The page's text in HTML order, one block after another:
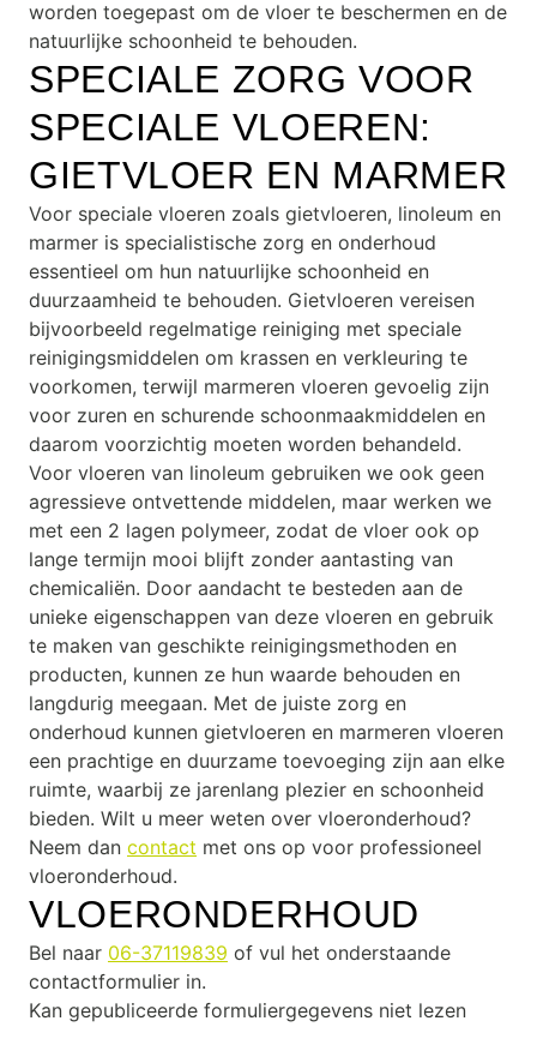
worden toegepast om de vloer te beschermen en de
natuurlijke schoonheid te behouden.
SPECIALE ZORG VOOR
SPECIALE VLOEREN:
GIETVLOER EN MARMER
Voor speciale vloeren zoals gietvloeren, linoleum en
marmer is specialistische zorg en onderhoud
essentieel om hun natuurlijke schoonheid en
duurzaamheid te behouden. Gietvloeren vereisen
bijvoorbeeld regelmatige reiniging met speciale
reinigingsmiddelen om krassen en verkleuring te
voorkomen, terwijl marmeren vloeren gevoelig zijn
voor zuren en schurende schoonmaakmiddelen en
daarom voorzichtig moeten worden behandeld.
Voor vloeren van linoleum gebruiken we ook geen
agressieve ontvettende middelen, maar werken we
met een 2 lagen polymeer, zodat de vloer ook op
lange termijn mooi blijft zonder aantasting van
chemicaliën. Door aandacht te besteden aan de
unieke eigenschappen van deze vloeren en gebruik
te maken van geschikte reinigingsmethoden en
producten, kunnen ze hun waarde behouden en
langdurig meegaan. Met de juiste zorg en
onderhoud kunnen gietvloeren en marmeren vloeren
een prachtige en duurzame toevoeging zijn aan elke
ruimte, waarbij ze jarenlang plezier en schoonheid
bieden. Wilt u meer weten over vloeronderhoud?
Neem dan contact met ons op voor professioneel
vloeronderhoud.
VLOERONDERHOUD
Bel naar 06-37119839 of vul het onderstaande
contactformulier in.
Kan gepubliceerde formuliergegevens niet lezen